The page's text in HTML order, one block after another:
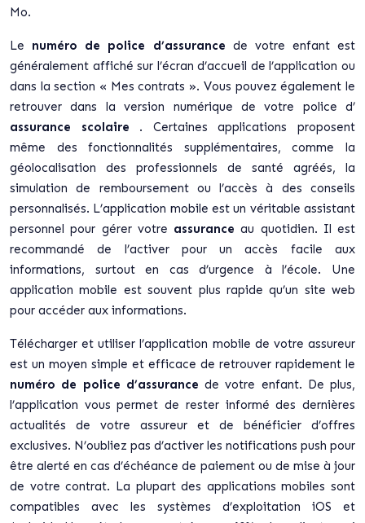
Mo.
Le numéro de police d’assurance de votre enfant est
généralement affiché sur l’écran d’accueil de l’application ou
dans la section « Mes contrats ». Vous pouvez également le
retrouver dans la version numérique de votre police d’
assurance scolaire . Certaines applications proposent
même des fonctionnalités supplémentaires, comme la
géolocalisation des professionnels de santé agréés, la
simulation de remboursement ou l’accès à des conseils
personnalisés. L’application mobile est un véritable assistant
personnel pour gérer votre assuranceau quotidien. Il est
recommandé de l’activer pour un accès facile aux
informations, surtout en cas d’urgence à l’école. Une
application mobile est souvent plus rapide qu’un site web
pour accéder aux informations.
Télécharger et utiliser l’application mobile de votre assureur
est un moyen simple et efficace de retrouver rapidement le
numéro de police d’assurance de votre enfant. De plus,
l’application vous permet de rester informé des dernières
actualités de votre assureur et de bénéficier d’offres
exclusives. N’oubliez pas d’activer les notifications push pour
être alerté en cas d’échéance de paiement ou de mise à jour
de votre contrat. La plupart des applications mobiles sont
compatibles avec les systèmes d’exploitation iOS et